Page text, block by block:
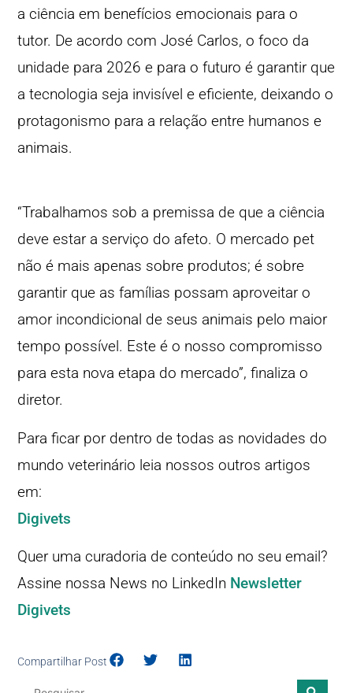
a ciência em benefícios emocionais para o
tutor. De acordo com José Carlos, o foco da
unidade para 2026 e para o futuro é garantir que
a tecnologia seja invisível e eficiente, deixando o
protagonismo para a relação entre humanos e
animais.
“Trabalhamos sob a premissa de que a ciência
deve estar a serviço do afeto. O mercado pet
não é mais apenas sobre produtos; é sobre
garantir que as famílias possam aproveitar o
amor incondicional de seus animais pelo maior
tempo possível. Este é o nosso compromisso
para esta nova etapa do mercado”, finaliza o
diretor.
Para ficar por dentro de todas as novidades do
mundo veterinário leia nossos outros artigos
em:
Digivets
Quer uma curadoria de conteúdo no seu email?
Assine nossa News no LinkedIn Newsletter
Digivets
Compartilhar Post